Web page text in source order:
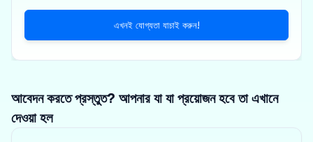
এখনই যোগ্যতা যাচাই করুন!
আবেদন করতে প্রস্তুত? আপনার যা যা প্রয়োজন হবে তা এখানে
দেওয়া হল